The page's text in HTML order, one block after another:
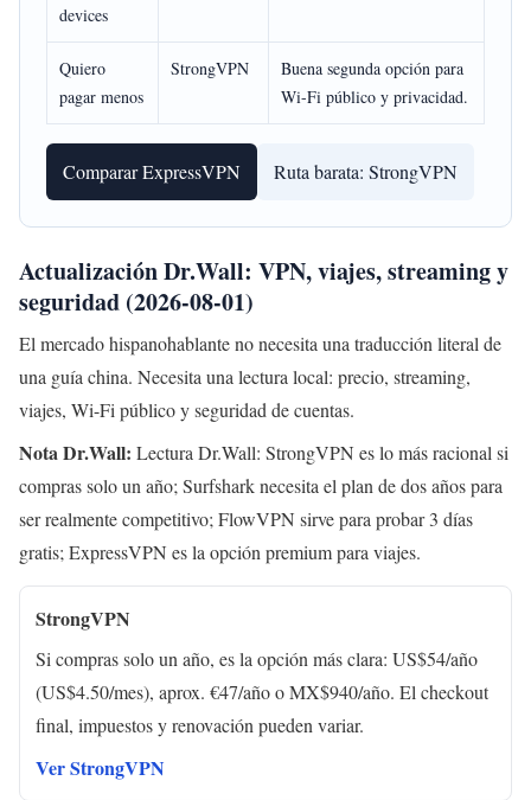
devices
Quiero
pagar menos
StrongVPN
Buena segunda opción para
Wi-Fi público y privacidad.
Comparar ExpressVPN Ruta barata: StrongVPN
Actualización Dr.Wall: VPN, viajes, streaming y
seguridad (2026-08-01)
El mercado hispanohablante no necesita una traducción literal de
una guía china. Necesita una lectura local: precio, streaming,
viajes, Wi-Fi público y seguridad de cuentas.
Nota Dr.Wall: Lectura Dr.Wall: StrongVPN es lo más racional si
compras solo un año; Surfshark necesita el plan de dos años para
ser realmente competitivo; FlowVPN sirve para probar 3 días
gratis; ExpressVPN es la opción premium para viajes.
StrongVPN
Si compras solo un año, es la opción más clara: US$54/año
(US$4.50/mes), aprox. €47/año o MX$940/año. El checkout
final, impuestos y renovación pueden variar.
Ver StrongVPN